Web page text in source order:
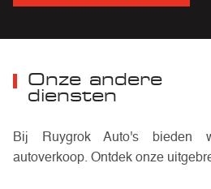
Onze andere
diensten
Bij Ruygrok Auto's bieden
autoverkoop. Ontdek onze